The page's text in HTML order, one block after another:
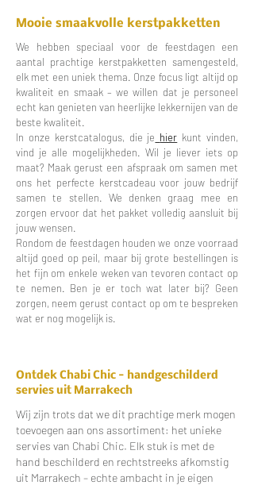
Mooie smaakvolle kerstpakketten
We hebben speciaal voor de feestdagen een
aantal prachtige kerstpakketten samengesteld,
elk met een uniek thema. Onze focus ligt altijd op
kwaliteit en smaak – we willen dat je personeel
echt kan genieten van heerlijke lekkernijen van de
beste kwaliteit.
In onze kerstcatalogus, die je hier kunt vinden,
vind je alle mogelijkheden. Wil je liever iets op
maat? Maak gerust een afspraak om samen met
ons het perfecte kerstcadeau voor jouw bedrijf
samen te stellen. We denken graag mee en
zorgen ervoor dat het pakket volledig aansluit bij
jouw wensen.
Rondom de feestdagen houden we onze voorraad
altijd goed op peil, maar bij grote bestellingen is
het fijn om enkele weken van tevoren contact op
te nemen. Ben je er toch wat later bij? Geen
zorgen, neem gerust contact op om te bespreken
wat er nog mogelijk is.
Ontdek Chabi Chic - handgeschilderd
servies uit Marrakech
Wij zijn trots dat we dit prachtige merk mogen
toevoegen aan ons assortiment: het unieke
servies van Chabi Chic. Elk stuk is met de
hand beschilderd en rechtstreeks afkomstig
uit Marrakech – echte ambacht in je eigen